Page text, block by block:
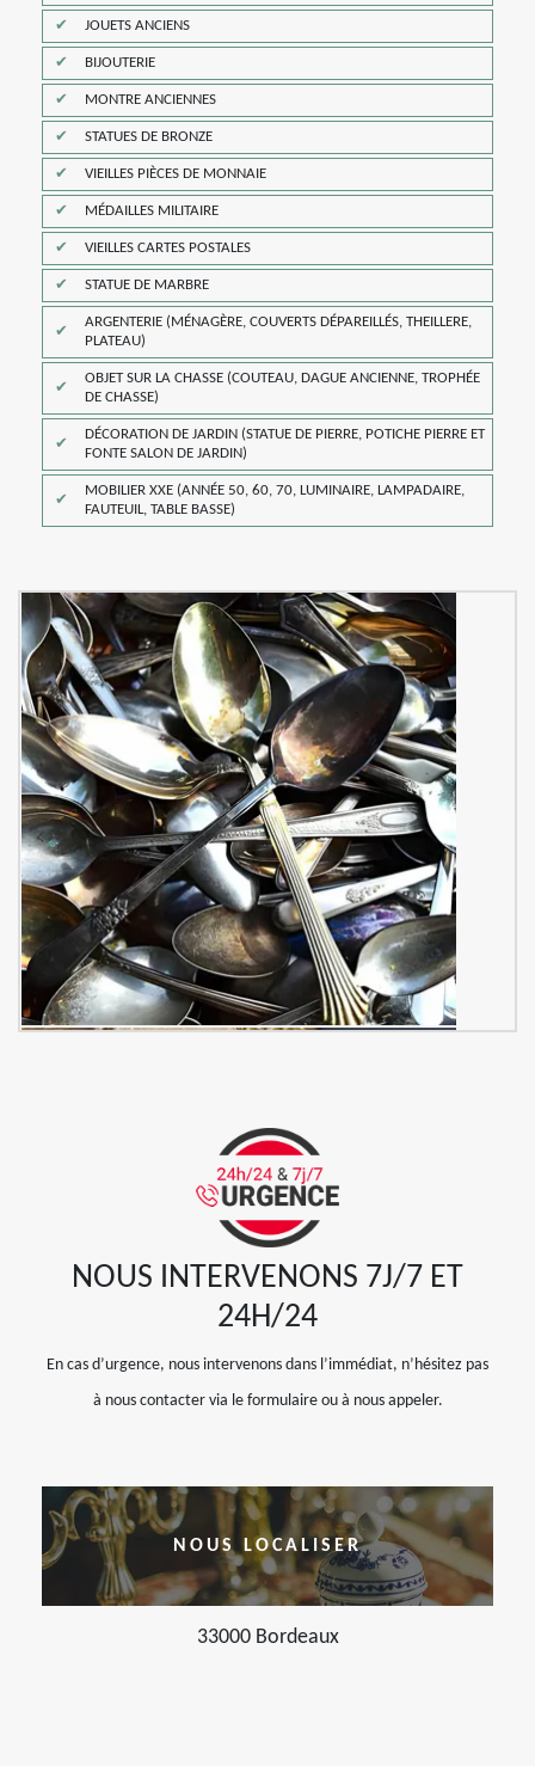
JOUETS ANCIENS
BIJOUTERIE
MONTRE ANCIENNES
STATUES DE BRONZE
VIEILLES PIÈCES DE MONNAIE
MÉDAILLES MILITAIRE
VIEILLES CARTES POSTALES
STATUE DE MARBRE
ARGENTERIE (MÉNAGÈRE, COUVERTS DÉPAREILLÉS, THEILLERE,
PLATEAU)
OBJET SUR LA CHASSE (COUTEAU, DAGUE ANCIENNE, TROPHÉE
DE CHASSE)
DÉCORATION DE JARDIN (STATUE DE PIERRE, POTICHE PIERRE ET
FONTE SALON DE JARDIN)
MOBILIER XXE (ANNÉE 50, 60, 70, LUMINAIRE, LAMPADAIRE,
FAUTEUIL, TABLE BASSE)
NOUS INTERVENONS 7J/7 ET
24H/24
En cas d’urgence, nous intervenons dans l’immédiat, n’hésitez pas
à nous contacter via le formulaire ou à nous appeler.
NOUS LOCALISER
33000 Bordeaux